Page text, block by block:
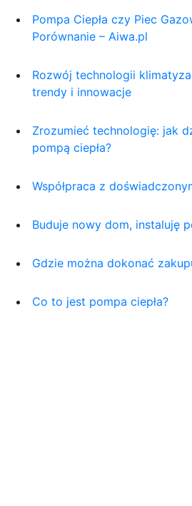
Pompa Ciepła czy Piec
Porównanie – Aiwa.pl
Rozwój technologii
trendy i innowacje
Zrozumieć technologię: jak
pompą ciepła?
Współpraca z
Buduje nowy dom, instaluję
Gdzie można dokonać
Co to jest pompa ciepła?